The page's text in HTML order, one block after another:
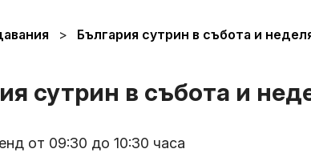
България сутрин в събота и
сутрин в събота и
от 09:30 до 10:30 часа